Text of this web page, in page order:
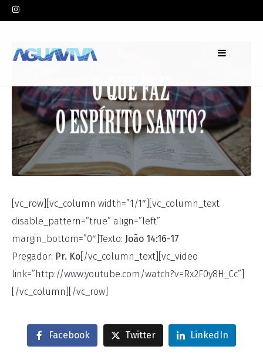
InPr. Ko Leave a comment
[vc_row][vc_column width=”1/1″][vc_column_text
disable_pattern=”true” align=”left”
margin_bottom=”0″]Texto: João 14:16-17
Pregador: Pr. Ko [/vc_column_text][vc_video
link=”http://www.youtube.com/watch?v=Rx2F0y8H_Cc”]
[/vc_column][/vc_row]
Facebook Twitter LinkedIn